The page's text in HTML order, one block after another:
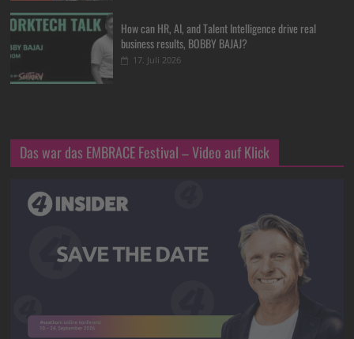
How can HR, AI, and Talent Intelligence drive real
business results, BOBBY BAJAJ?
17. Juli 2026
Das war das EMBRACE Festival – Video auf Klick